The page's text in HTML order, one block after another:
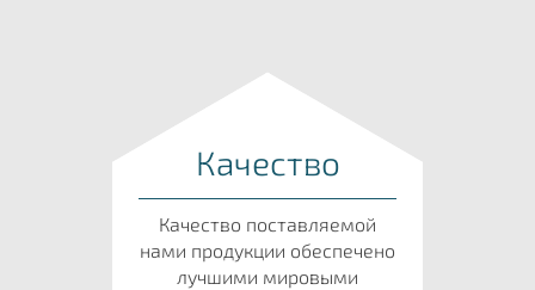
Качество
Качество поставляемой
нами продукции обеспечено
лучшими мировыми